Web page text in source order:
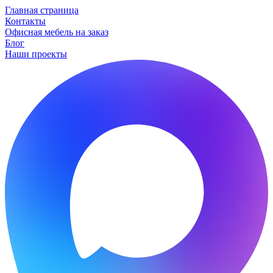
Главная страница
Контакты
Офисная мебель на заказ
Блог
Наши проекты